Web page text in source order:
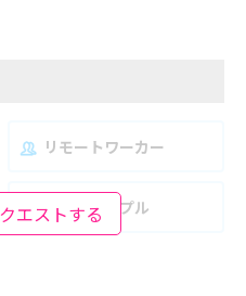
エストする
リモートワーカー
夫婦・カップル